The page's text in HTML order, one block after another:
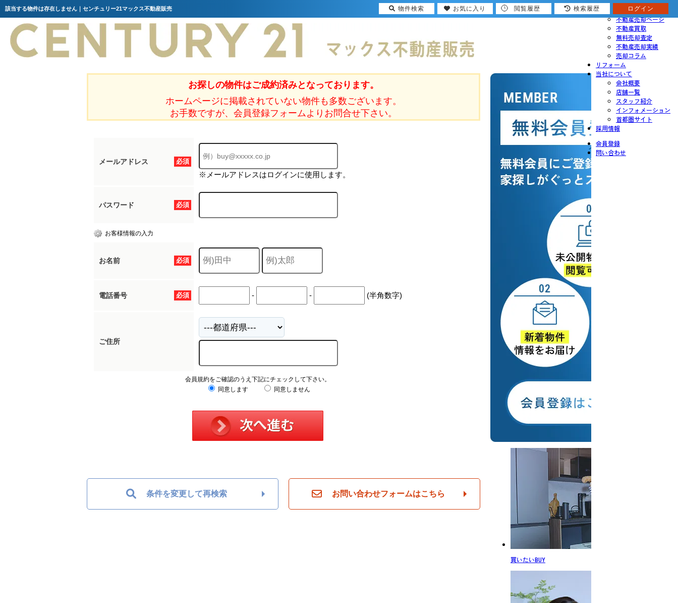
該当する物件は存在しません｜センチュリー21マックス不動産販売
売りたい
不動産売却ページ
不動産買取
無料売却査定
不動産売却実績
売却コラム
リフォーム
当社について
会社概要
店舗一覧
スタッフ紹介
インフォメーション
首都圏サイト
採用情報
会員登録
問い合わせ
お探しの物件はご成約済みとなっております。
ホームページに掲載されていない物件も多数ございます。
お手数ですが、会員登録フォームよりお問合せ下さい。
必須
メールアドレス
※メールアドレスはログインに使用します。
必須
パスワード
お客様情報の入力
必須
お名前
必須
電話番号 - - (半角数字)
ご住所
会員規約をご確認のうえ下記にチェックして下さい。
同意します
同意しません
条件を変更して再検索 お問い合わせフォームはこちら
買いたい BUY
物件検索 お気に入り 閲覧履歴 検索履歴 ログイン